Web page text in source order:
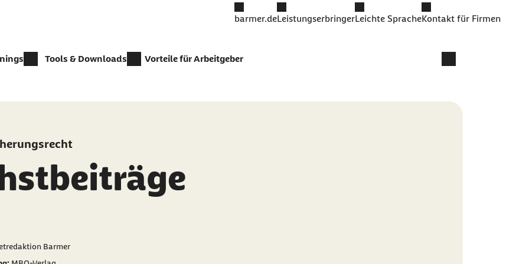
barmer.deLeistungserbringerLeichte SpracheKontakt für Firmen
Tools & Downloads Vorteile für Arbeitgeber
als
Barmer